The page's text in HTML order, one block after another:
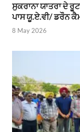
ਸੁਕਰਾਨਾ ਯਾਤਰਾ ਦੇ
ਪਾਸ ਯੂ.ਏ.ਵੀ/ ਡਰੌਨ
8 May 2026